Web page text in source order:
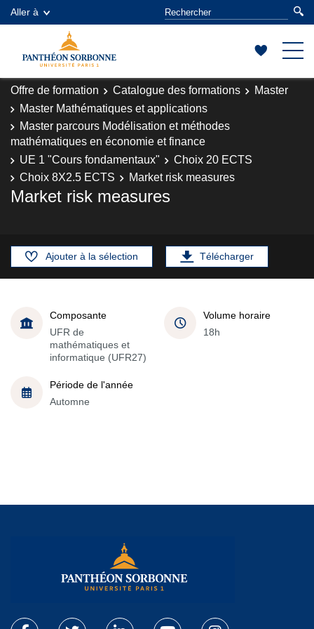
Aller à
Offre de formation Catalogue des formations
Master
Master Mathématiques et applications
Master parcours Modélisation et méthodes
mathématiques en économie et finance
UE 1 "Cours fondamentaux"
Choix 20 ECTS
Choix 8X2.5 ECTS
Market risk measures
Market risk measures
Ajouter à la sélection Télécharger
Composante
UFR de
mathématiques et
informatique (UFR27)
Volume horaire
18h
Période de l'année
Automne